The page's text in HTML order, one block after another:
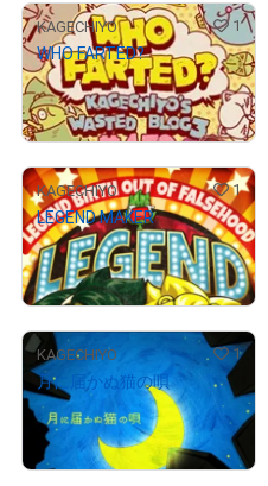
KAGECHIYO 1
WHO FARTED?
¥150,000
売出し（初回販売）
KAGECHIYO 1
LEGEND MAKER
¥3,000
売出し（初回販売）
KAGECHIYO 1
月に届かぬ猫の唄
¥ 3,000
売出し（初回販売）